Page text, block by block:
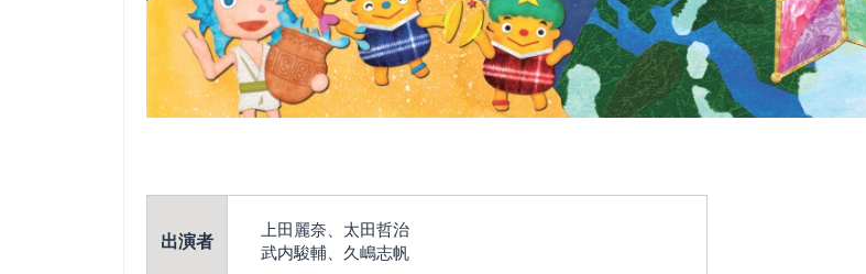
出演者
上田麗奈、太田哲治
武内駿輔、久嶋志帆